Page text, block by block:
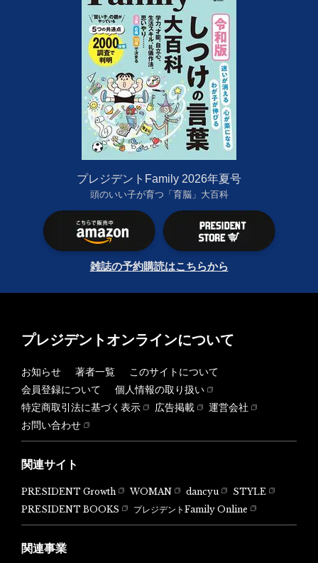
プレジデントFamily 2026年夏号
頭のいい子が育つ「育脳」大百科
雑誌の予約購読はこちらから
プレジデントオンラインについて
お知らせ 著者一覧
このサイトについて
会員登録について
個人情報の取り扱い
特定商取引法に基づく表示
広告掲載
運営会社
お問い合わせ
関連サイト
PRESIDENT Growth WOMAN dancyu
STYLE
PRESIDENT BOOKS
プレジデントFamily Online
関連事業